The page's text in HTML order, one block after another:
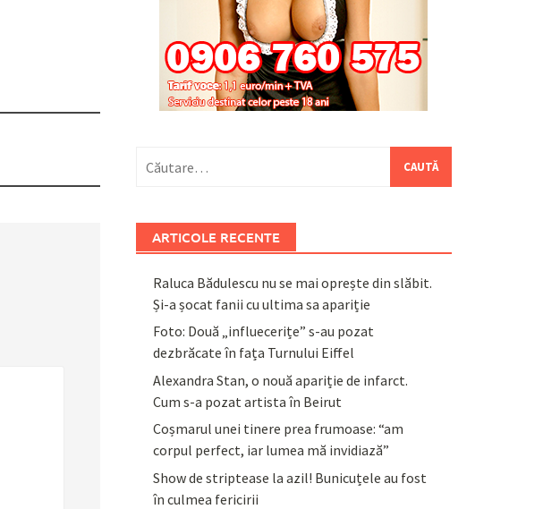
după:
ARTICOLE RECENTE
Raluca Bădulescu nu se mai oprește din slăbit.
Și-a șocat fanii cu ultima sa apariție
Foto: Două „influecerițe” s-au pozat
dezbrăcate în fața Turnului Eiffel
Alexandra Stan, o nouă apariție de infarct.
Cum s-a pozat artista în Beirut
Coșmarul unei tinere prea frumoase: “am
corpul perfect, iar lumea mă invidiază”
Show de striptease la azil! Bunicuțele au fost
în culmea fericirii